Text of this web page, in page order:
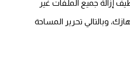
إزالة جميع الملفات غير
وبالتالي تحرير المساحة